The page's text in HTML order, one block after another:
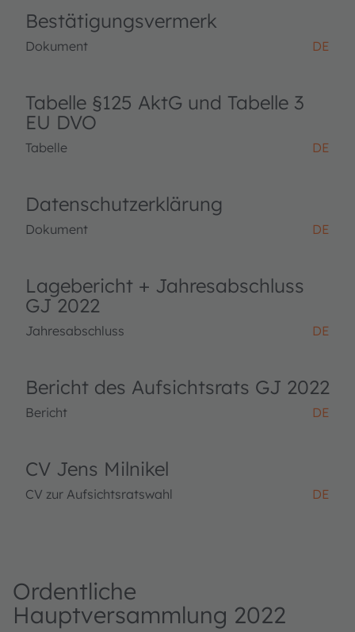
Bestätigungsvermerk
Dokument DE
Tabelle §125 AktG und Tabelle 3
EU DVO
Tabelle DE
Datenschutzerklärung
Dokument DE
Lagebericht + Jahresabschluss
GJ 2022
Jahresabschluss DE
Bericht des Aufsichtsrats GJ 2022
Bericht DE
CV Jens Milnikel
CV zur Aufsichtsratswahl DE
Ordentliche
Hauptversammlung 2022